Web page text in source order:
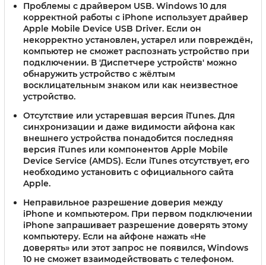
Проблемы с драйвером USB. Windows 10 для
корректной работы с iPhone использует драйвер
Apple Mobile Device USB Driver. Если он
некорректно установлен, устарел или повреждён,
компьютер не сможет распознать устройство при
подключении. В 'Диспетчере устройств' можно
обнаружить устройство с жёлтым
восклицательным знаком или как неизвестное
устройство.
Отсутствие или устаревшая версия iTunes. Для
синхронизации и даже видимости айфона как
внешнего устройства понадобится последняя
версия iTunes или компонентов Apple Mobile
Device Service (AMDS). Если iTunes отсутствует, его
необходимо установить с официального сайта
Apple.
Неправильное разрешение доверия между
iPhone и компьютером. При первом подключении
iPhone запрашивает разрешение доверять этому
компьютеру. Если на айфоне нажать «Не
доверять» или этот запрос не появился, Windows
10 не сможет взаимодействовать с телефоном.